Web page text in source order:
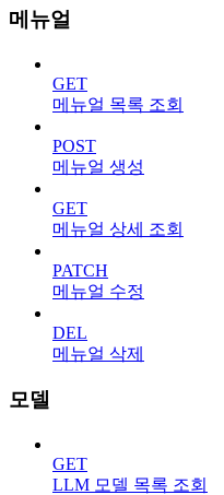
메뉴얼
GET
메뉴얼 목록 조회
POST
메뉴얼 생성
GET
메뉴얼 상세 조회
PATCH
메뉴얼 수정
DEL
메뉴얼 삭제
모델
GET
LLM 모델 목록 조회